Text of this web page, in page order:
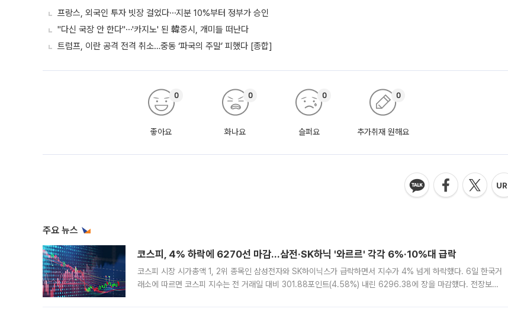
프랑스, 외국인 투자 빗장 걸었다⋯지분 10%부터 정부가 승인
"다신 국장 안 한다"⋯'카지노' 된 韓증시, 개미들 떠난다
트럼프, 이란 공격 전격 취소…중동 ‘파국의 주말’ 피했다 [종합]
좋아요
0
화나요
0
슬퍼요
0
추가취재 원해요
0
주요 뉴스
코스피, 4% 하락에 6270선 마감…삼전·SK하닉 '와르르' 각각 6%·10%대 급락
코스피 시장 시가총액 1, 2위 종목인 삼성전자와 SK하이닉스가 급락하면서 지수가 4% 넘게 하락했다. 6일 한국거
래소에 따르면 코스피 지수는 전 거래일 대비 301.88포인트(4.58%) 내린 6296.38에 장을 마감했다. 전장보다